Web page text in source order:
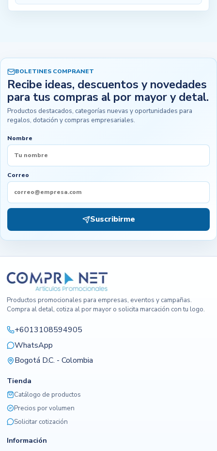
BOLETINES COMPRANET
Recibe ideas, descuentos y novedades
para tus compras al por mayor y detal.
Productos destacados, categorías nuevas y oportunidades para
regalos, dotación y compras empresariales.
Nombre
Correo
Suscribirme
Productos promocionales para empresas, eventos y campañas.
Compra al detal, cotiza al por mayor o solicita marcación con tu logo.
+6013108594905
WhatsApp
Bogotá D.C. - Colombia
Tienda
Catálogo de productos
Precios por volumen
Solicitar cotización
Información